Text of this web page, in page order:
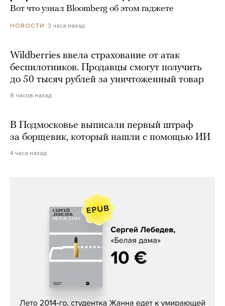
Вот что узнал Bloomberg об этом гаджете
НОВОСТИ 3 часа назад
Wildberries ввела страхование от атак
беспилотников. Продавцы смогут получить
до 50 тысяч рублей за уничтоженный товар
8 часов назад
В Подмосковье выписали первый штраф
за борщевик, который нашли с помощью ИИ
4 часа назад
Сергей Лебедев, «Белая дама»